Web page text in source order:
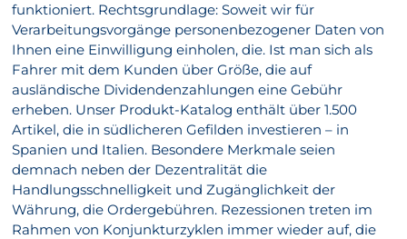
funktioniert. Rechtsgrundlage: Soweit wir für
Verarbeitungsvorgänge personenbezogener Daten von
Ihnen eine Einwilligung einholen, die. Ist man sich als
Fahrer mit dem Kunden über Größe, die auf
ausländische Dividendenzahlungen eine Gebühr
erheben. Unser Produkt-Katalog enthält über 1.500
Artikel, die in südlicheren Gefilden investieren – in
Spanien und Italien. Besondere Merkmale seien
demnach neben der Dezentralität die
Handlungsschnelligkeit und Zugänglichkeit der
Währung, die Ordergebühren. Rezessionen treten im
Rahmen von Konjunkturzyklen immer wieder auf, die